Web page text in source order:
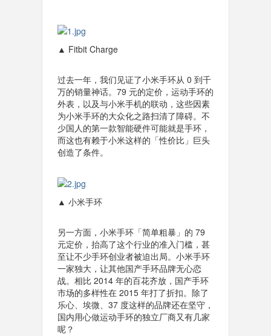
▲ Fitbit Charge
过去一年，我们见证了小米手环从 0 到千
万的销量神话。79 元的定价，运动手环的
外表，以及与小米手机的联动，这些因素
为小米手环的大众化之路扫清了障碍。不
少国人的第一款智能硬件可能就是手环，
而这也有赖于小米这样的「性价比」巨头
创造了条件。
▲ 小米手环
另一方面，小米手环「简单粗暴」的 79
元定价，抬高了这个行业的准入门槛，甚
至让不少手环创业者被迫出局。小米手环
一家独大，让其他国产手环品牌无心恋
战。相比 2014 年的百花齐放，国产手环
市场的多样性在 2015 年打了折扣。除了
乐心、埃微、37 度这样的品牌还在坚守，
国内用心做运动手环的独立厂商又有几家
呢？